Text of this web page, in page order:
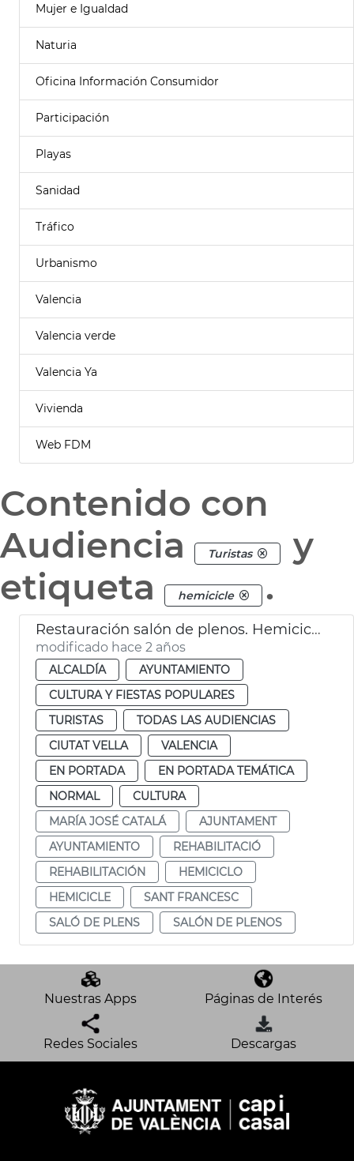
Mujer e Igualdad
Naturia
Oficina Información Consumidor
Participación
Playas
Sanidad
Tráfico
Urbanismo
Valencia
Valencia verde
Valencia Ya
Vivienda
Web FDM
Contenido con
Audiencia
Turistas
y
etiqueta
hemicicle .
Restauración salón de plenos. Hemiciclo
modificado hace 2 años
ALCALDÍA
AYUNTAMIENTO
CULTURA Y FIESTAS POPULARES
TURISTAS
TODAS LAS AUDIENCIAS
CIUTAT VELLA
VALENCIA
EN PORTADA
EN PORTADA TEMÁTICA
NORMAL
CULTURA
MARÍA JOSÉ CATALÁ
AJUNTAMENT
AYUNTAMIENTO
REHABILITACIÓ
REHABILITACIÓN
HEMICICLO
HEMICICLE
SANT FRANCESC
SALÓ DE PLENS
SALÓN DE PLENOS
Nuestras Apps Páginas de Interés
Redes Sociales Descargas